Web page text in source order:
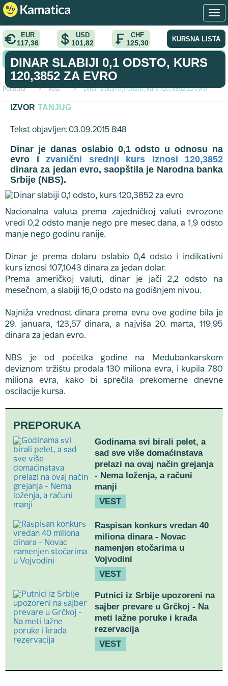
EUR
117,36
USD
101,82
CHF
125,30 KURSNA LISTA
KONVERTOR VALUTA
Početna > vest > Dinar slabiji 0,1 odsto, kurs 120,3852 za evro
DINAR SLABIJI 0,1 ODSTO, KURS
120,3852 ZA EVRO
IZVOR TANJUG
Tekst objavljen: 03.09.2015 8:48
Dinar je danas oslabio 0,1 odsto u odnosu na
evro i zvanični srednji kurs iznosi 120,3852
dinara za jedan evro, saopštila je Narodna banka
Srbije (NBS).
Nacionalna valuta prema zajedničkoj valuti evrozone
vredi 0,2 odsto manje nego pre mesec dana, a 1,9 odsto
manje nego godinu ranije.
Dinar je prema dolaru oslabio 0,4 odsto i indikativni
kurs iznosi 107,1043 dinara za jedan dolar.
Prema američkoj valuti, dinar je jači 2,2 odsto na
mesečnom, a slabiji 16,0 odsto na godišnjem nivou.
Najniža vrednost dinara prema evru ove godine bila je
29. januara, 123,57 dinara, a najviša 20. marta, 119,95
dinara za jedan evro.
NBS je od početka godine na Međubankarskom
deviznom tržištu prodala 130 miliona evra, i kupila 780
miliona evra, kako bi sprečila prekomerne dnevne
oscilacije kursa.
PREPORUKA
Godinama svi birali pelet, a
sad sve više domaćinstava
prelazi na ovaj način grejanja
- Nema loženja, a računi
manji
VEST
Raspisan konkurs vredan 40
miliona dinara - Novac
namenjen stočarima u
Vojvodini
VEST
Putnici iz Srbije upozoreni na
sajber prevare u Grčkoj - Na
meti lažne poruke i krađa
rezervacija
VEST